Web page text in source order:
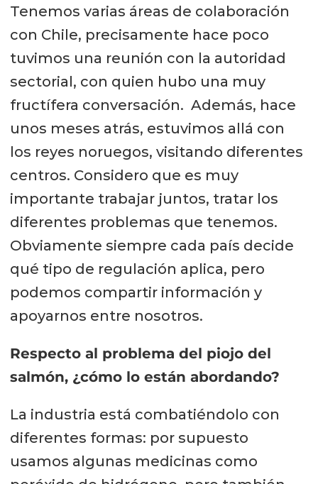
Tenemos varias áreas de colaboración
con Chile, precisamente hace poco
tuvimos una reunión con la autoridad
sectorial, con quien hubo una muy
fructífera conversación. Además, hace
unos meses atrás, estuvimos allá con
los reyes noruegos, visitando diferentes
centros. Considero que es muy
importante trabajar juntos, tratar los
diferentes problemas que tenemos.
Obviamente siempre cada país decide
qué tipo de regulación aplica, pero
podemos compartir información y
apoyarnos entre nosotros.
Respecto al problema del piojo del
salmón, ¿cómo lo están abordando?
La industria está combatiéndolo con
diferentes formas: por supuesto
usamos algunas medicinas como